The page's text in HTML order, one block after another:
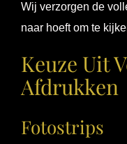
Wij verzorgen de
naar hoeft om te
Keuze Uit
Afdrukken
Fotostrips